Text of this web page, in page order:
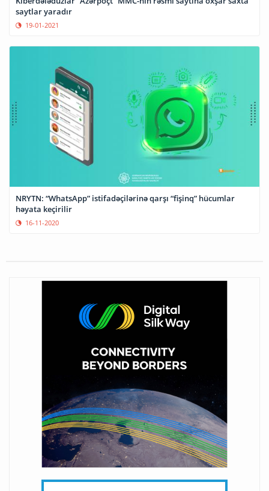
saytlar yaradır
19-01-2021
NRYTN: “WhatsApp” istifadəçilərinə qarşı “fişinq” hücumlar
həyata keçirilir
16-11-2020